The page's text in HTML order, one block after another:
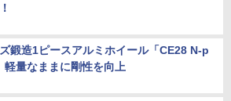
鍛造1ピースアルミホイール「CE28 N-p
軽量なままに剛性を向上